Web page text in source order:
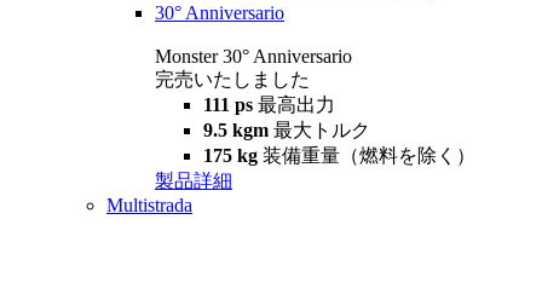
30° Anniversario
Monster 30° Anniversario
完売いたしました
111 ps 最高出力
9.5 kgm 最大トルク
175 kg 装備重量（燃料を除く）
製品詳細
Multistrada